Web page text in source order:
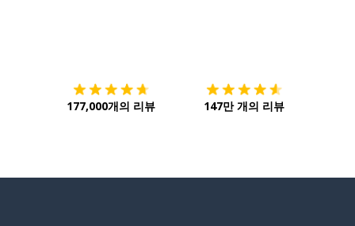
177,000개의 리뷰 147만 개의 리뷰